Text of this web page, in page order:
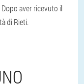
aver ricevuto il
di Rieti.